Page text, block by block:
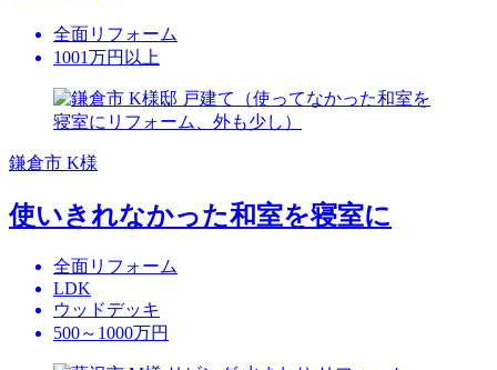
全面リフォーム
1001万円以上
鎌倉市 K様
使いきれなかった和室を寝室に
全面リフォーム
LDK
ウッドデッキ
500～1000万円